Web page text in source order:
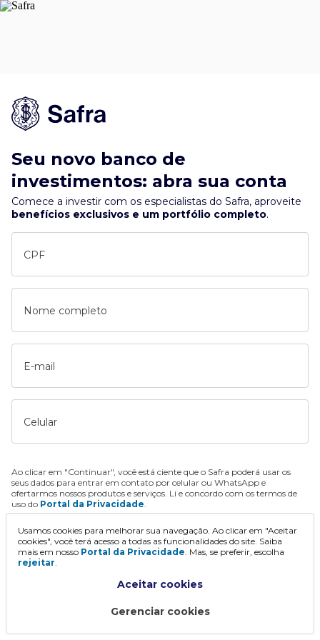
Seu novo banco de
investimentos: abra sua conta
Comece a investir com os especialistas do Safra, aproveite
benefícios exclusivos e um portfólio completo.
CPF
Nome completo
E-mail
Celular
Ao clicar em "Continuar", você está ciente que o Safra poderá usar os
seus dados para entrar em contato por celular ou WhatsApp e
ofertarmos nossos produtos e serviços. Li e concordo com os termos de
uso do Portal da Privacidade.
Continuar
Usamos cookies para melhorar sua navegação. Ao clicar em "Aceitar
cookies", você terá acesso a todas as funcionalidades do site. Saiba
mais em nosso Portal da Privacidade. Mas, se preferir, escolha
rejeitar.
Aceitar cookies
Gerenciar cookies